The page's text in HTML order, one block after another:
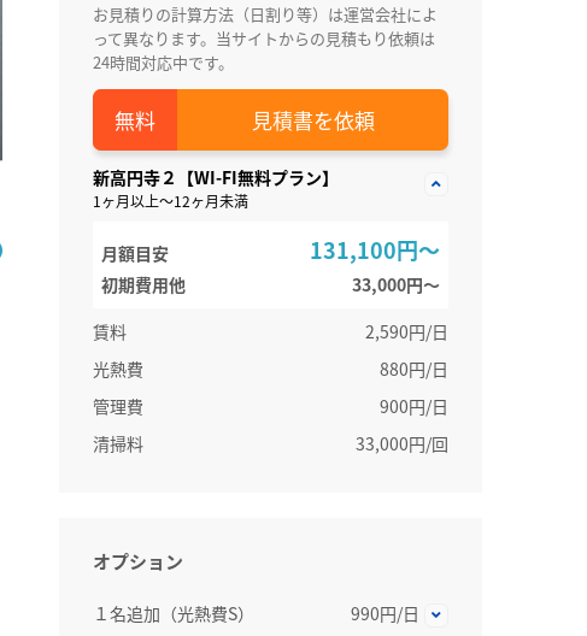
お見積りの計算方法（日割り等）は運営会社によ
って異なります。当サイトからの見積もり依頼は
24時間対応中です。
見積書を依頼
新高円寺２【WI-FI無料プラン】
1ヶ月以上～12ヶ月未満
月額目安 131,100円～
初期費用他
33,000円〜
賃料
2,590円/日
光熱費
880円/日
管理費
900円/日
清掃料
33,000円/回
オプション
１名追加（光熱費S）
990円/日